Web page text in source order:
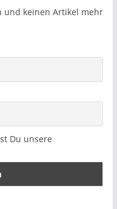
und keinen Artikel mehr
Du unsere